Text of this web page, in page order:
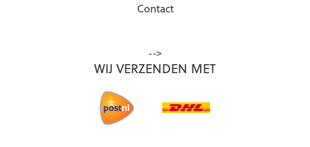
Contact
-->
WIJ VERZENDEN MET